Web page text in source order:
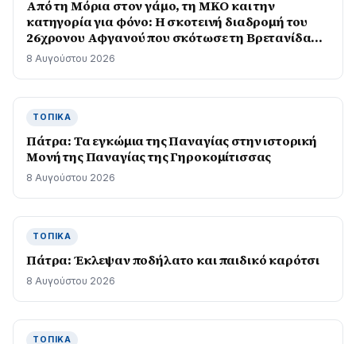
Από τη Μόρια στον γάμο, τη ΜΚΟ και την
κατηγορία για φόνο: Η σκοτεινή διαδρομή του
26χρονου Αφγανού που σκότωσε τη Βρετανίδα
στην Κυψέλη
8 Αυγούστου 2026
ΤΟΠΙΚΆ
Πάτρα: Τα εγκώμια της Παναγίας στην ιστορική
Μονή της Παναγίας της Γηροκομίτισσας
8 Αυγούστου 2026
ΤΟΠΙΚΆ
Πάτρα: Έκλεψαν ποδήλατο και παιδικό καρότσι
8 Αυγούστου 2026
ΤΟΠΙΚΆ